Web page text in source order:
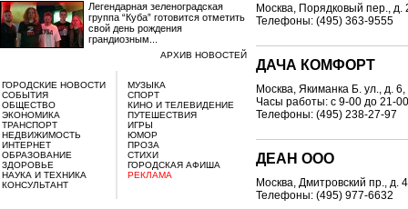
Легендарная зеленоградская
группа “Куба” готовится отметить
свой день рождения
грандиозным...
АРХИВ НОВОСТЕЙ
ГОРОДСКИЕ НОВОСТИ
СОБЫТИЯ
ОБЩЕСТВО
ЭКОНОМИКА
ТРАНСПОРТ
НЕДВИЖИМОСТЬ
ИНТЕРНЕТ
ОБРАЗОВАНИЕ
ЗДОРОВЬЕ
НАУКА И ТЕХНИКА
КОНСУЛЬТАНТ
МУЗЫКА
СПОРТ
КИНО И ТЕЛЕВИДЕНИЕ
ПУТЕШЕСТВИЯ
ИГРЫ
ЮМОР
ПРОЗА
СТИХИ
ГОРОДСКАЯ АФИША
РЕКЛАМА
Москва, Порядковый пер., д.
Телефоны: (495) 363-9555
ДАЧА КОМФОРТ
Москва, Якиманка Б. ул., д. 6,
Часы работы: с 9-00 до 21-
Телефоны: (495) 238-27-97
ДЕАН ООО
Москва, Дмитровский пр., д.
Телефоны: (495) 977-6632